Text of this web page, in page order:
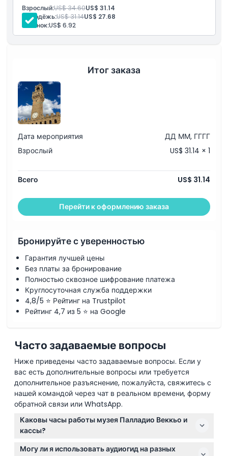
Включено
Исключения
Часы работы
Вещи, которые нужно знать
Как добраться туда
Политика отмены
Взрослый:US$ 34.60US$ 31.14
Молодёжь:US$ 31.14US$ 27.68
Ребенок:US$ 6.92
Итог заказа
Дата мероприятия
ДД ММ, ГГГГ
Взрослый
US$ 31.14 × 1
Всего US$ 31.14
Перейти к оформлению заказа
Бронируйте с уверенностью
Гарантия лучшей цены
Без платы за бронирование
Полностью сквозное шифрование платежа
Круглосуточная служба поддержки
4,8/5 ⭐ Рейтинг на Trustpilot
Рейтинг 4,7 из 5 ⭐ на Google
Часто задаваемые вопросы
Ниже приведены часто задаваемые вопросы. Если у
вас есть дополнительные вопросы или требуется
дополнительное разъяснение, пожалуйста, свяжитесь с
нашей командой через чат в реальном времени, форму
обратной связи или WhatsApp.
Каковы часы работы музея Палладио Веккьо и
кассы?
Музей Палладио Веккьо открыт с понедельника по
Могу ли я использовать аудиогид на разных